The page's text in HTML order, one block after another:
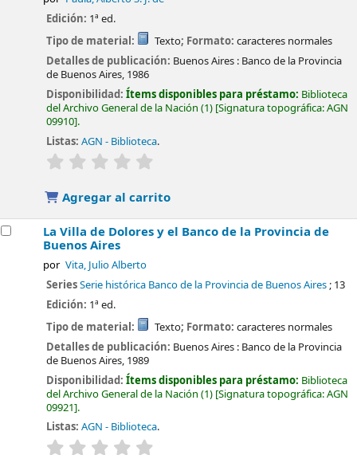
Edición: 1ª ed.
Tipo de material:
Texto; Formato: caracteres normales
Detalles de publicación: Buenos Aires : Banco de la Provincia
de Buenos Aires, 1986
Disponibilidad:Ítems disponibles para préstamo: Biblioteca
del Archivo General de la Nación (1) Signatura topográfica:AGN
09910 .
Listas: AGN - Biblioteca.
valoración
Agregar al carrito
La Villa de Dolores y el Banco de la Provincia de
Buenos Aires
por Vita, Julio Alberto
SeriesSerie histórica Banco de la Provincia de Buenos Aires; 13
Edición: 1ª ed.
Tipo de material:
Texto; Formato: caracteres normales
Detalles de publicación: Buenos Aires : Banco de la Provincia
de Buenos Aires, 1989
Disponibilidad:Ítems disponibles para préstamo: Biblioteca
del Archivo General de la Nación (1) Signatura topográfica:AGN
09921 .
Listas: AGN - Biblioteca.
valoración